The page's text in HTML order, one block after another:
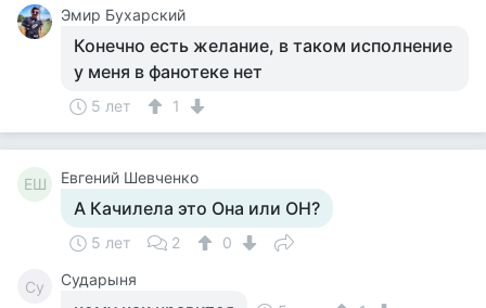
Эмир Бухарский
Конечно есть желание, в таком исполнение
у меня в фанотеке нет
5 лет 1
ЕШ Евгений Шевченко
А Качилела это Она или ОН?
5 лет 2 0
Су Сударыня